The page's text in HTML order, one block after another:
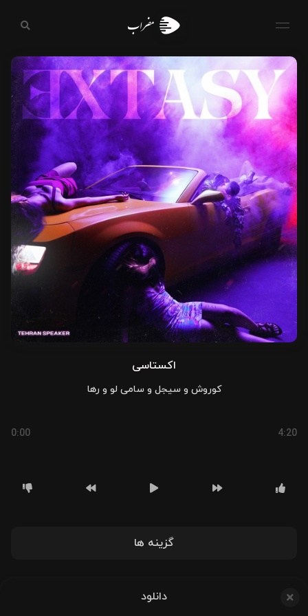
مضراب
اکستاسی
کوروش و سیجل و سامی لو و رها
0:00 4:20
گزینه ها
دانلود